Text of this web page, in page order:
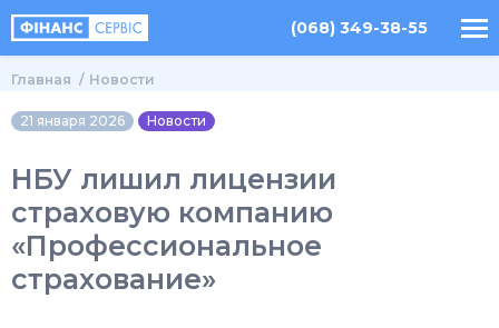
(068) 349-38-55
Главная Новости
21 января 2026 Новости
НБУ лишил лицензии
страховую компанию
«Профессиональное
страхование»